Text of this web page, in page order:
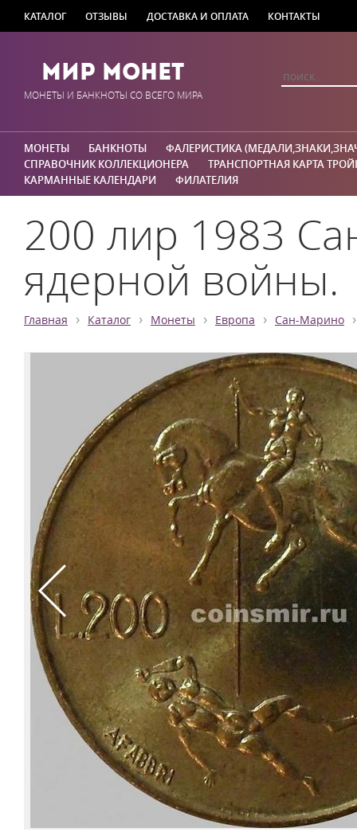
КАТАЛОГ ОТЗЫВЫ ДОСТАВКА И ОПЛАТА КОНТАКТЫ
Мир Монет
МОНЕТЫ И БАНКНОТЫ СО ВСЕГО МИРА
МОНЕТЫ БАНКНОТЫ
ФАЛЕРИСТИКА
СПРАВОЧНИК КОЛЛЕКЦИОНЕРА
ТРАНСПОРТНАЯ КАРТА
КАРМАННЫЕ КАЛЕНДАРИ
ФИЛАТЕЛИЯ
200 лир 1983
ядерной войны.
Главная › Каталог › Монеты › Европа › Сан-Марино ›